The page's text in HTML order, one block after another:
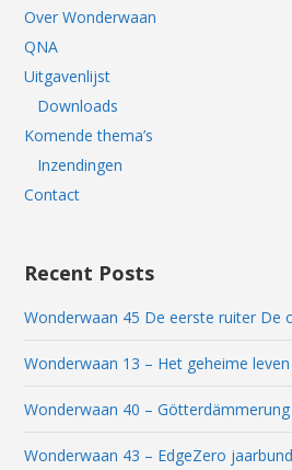
Over Wonderwaan
QNA
Uitgavenlijst
Downloads
Komende thema’s
Inzendingen
Contact
Recent Posts
Wonderwaan 45 De eerste ruiter De
Wonderwaan 13 – Het geheime
Wonderwaan 40 – Götterdämmerung
Wonderwaan 43 – EdgeZero